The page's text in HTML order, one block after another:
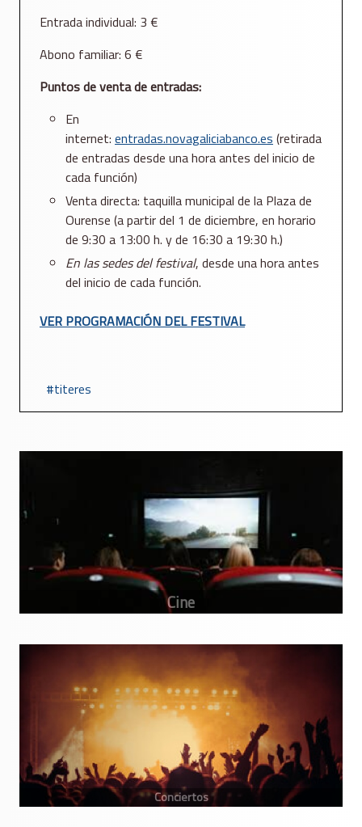
Entrada individual: 3 €
Abono familiar: 6 €
Puntos de venta de entradas:
En
internet: entradas.novagaliciabanco.es (retirada
de entradas desde una hora antes del inicio de
cada función)
Venta directa: taquilla municipal de la Plaza de
Ourense (a partir del 1 de diciembre, en horario
de 9:30 a 13:00 h. y de 16:30 a 19:30 h.)
En las sedes del festival, desde una hora antes
del inicio de cada función.
VER PROGRAMACIÓN DEL FESTIVAL
titeres